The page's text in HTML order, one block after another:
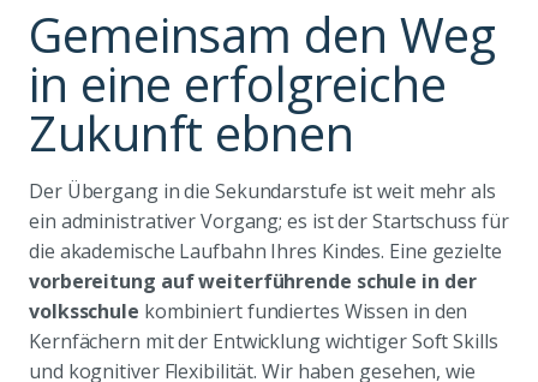
Gemeinsam den Weg
in eine erfolgreiche
Zukunft ebnen
Der Übergang in die Sekundarstufe ist weit mehr als
ein administrativer Vorgang; es ist der Startschuss für
die akademische Laufbahn Ihres Kindes. Eine gezielte
vorbereitung auf weiterführende schule in der
volksschule kombiniert fundiertes Wissen in den
Kernfächern mit der Entwicklung wichtiger Soft Skills
und kognitiver Flexibilität. Wir haben gesehen, wie